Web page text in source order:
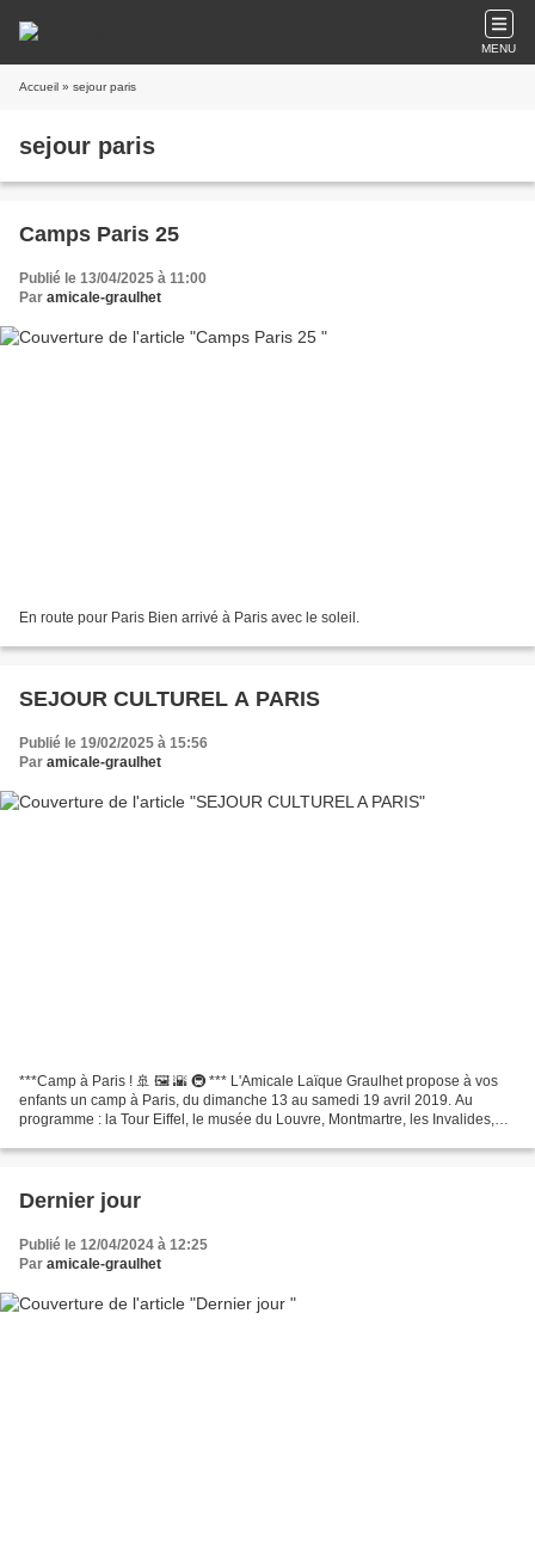
MENU
Accueil » sejour paris
sejour paris
Camps Paris 25
Publié le 13/04/2025 à 11:00
Par amicale-graulhet
En route pour Paris Bien arrivé à Paris avec le soleil.
SEJOUR CULTUREL A PARIS
Publié le 19/02/2025 à 15:56
Par amicale-graulhet
***Camp à Paris ! 🚢 🖼️ 🌇 🚇 *** L'Amicale Laïque Graulhet propose à vos
enfants un camp à Paris, du dimanche 13 au samedi 19 avril 2019. Au
programme : la Tour Eiffel, le musée du Louvre, Montmartre, les Invalides,
Dernier jour
Publié le 12/04/2024 à 12:25
Par amicale-graulhet